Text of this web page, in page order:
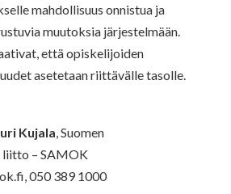
mahdollisuus onnistua ja
muutoksia järjestelmään.
että opiskelijoiden
asetetaan riittävälle tasolle.
Kujala , Suomen
– SAMOK
, 050 389 1000